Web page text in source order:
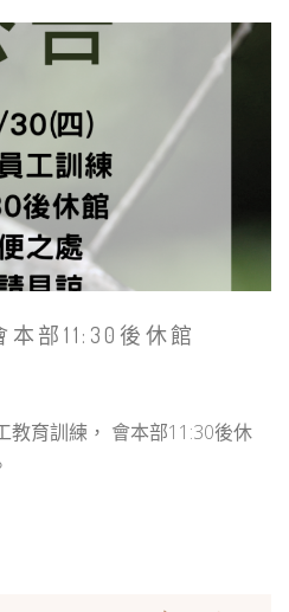
本部11:30後休館
教育訓練， 會本部11:30後休